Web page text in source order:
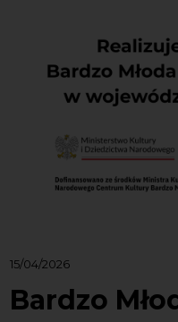
15/04/2026
Bardzo